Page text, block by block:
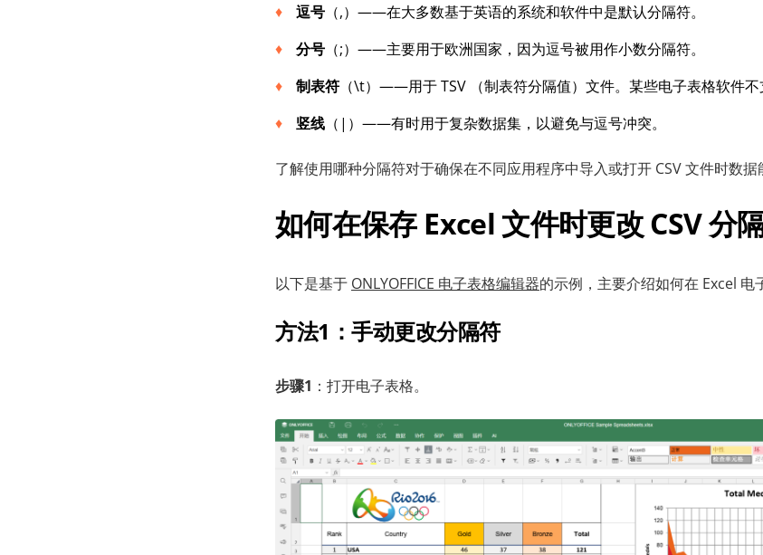
逗号 （,）——在大多数基于英语的系统和软件中是默认分隔符。
分号 （;）——主要用于欧洲国家，因为逗号被用作小数分隔符。
制表符 （\t）——用于 TSV （制表符分隔值）文件。某些电子表格软件不
竖线 （|）——有时用于复杂数据集，以避免与逗号冲突。
了解使用哪种分隔符对于确保在不同应用程序中导入或打开 CSV 文件时数据
如何在保存 Excel 文件时更改 CSV 分
以下是基于 ONLYOFFICE 电子表格编辑器的示例，主要介绍如何在 Excel 电
方法1：手动更改分隔符
步骤1 ：打开电子表格。